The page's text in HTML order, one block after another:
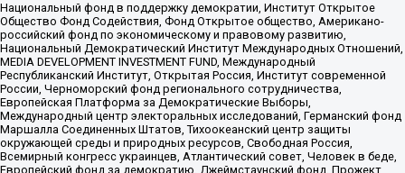
Национальный фонд в поддержку демократии, Институт Открытое
Общество Фонд Содействия, Фонд Открытое общество, Американо-
российский фонд по экономическому и правовому развитию,
Национальный Демократический Институт Международных Отношений,
MEDIA DEVELOPMENT INVESTMENT FUND, Международный
Республиканский Институт, Открытая Россия, Институт современной
России, Черноморский фонд регионального сотрудничества,
Европейская Платформа за Демократические Выборы,
Международный центр электоральных исследований, Германский фонд
Маршалла Соединенных Штатов, Тихоокеанский центр защиты
окружающей среды и природных ресурсов, Свободная Россия,
Всемирный конгресс украинцев, Атлантический совет, Человек в беде,
Европейский фонд за демократию, Джеймстаунский фонд, Прожект